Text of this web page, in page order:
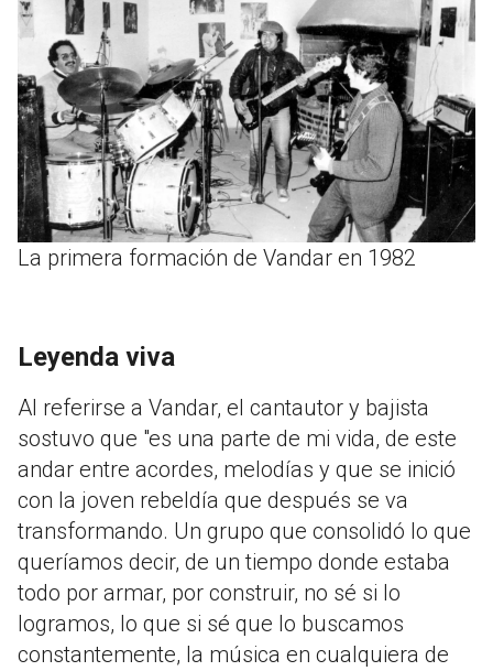
La primera formación de Vandar en 1982
Leyenda viva
Al referirse a Vandar, el cantautor y bajista
sostuvo que "es una parte de mi vida, de este
andar entre acordes, melodías y que se inició
con la joven rebeldía que después se va
transformando. Un grupo que consolidó lo que
queríamos decir, de un tiempo donde estaba
todo por armar, por construir, no sé si lo
logramos, lo que si sé que lo buscamos
constantemente, la música en cualquiera de